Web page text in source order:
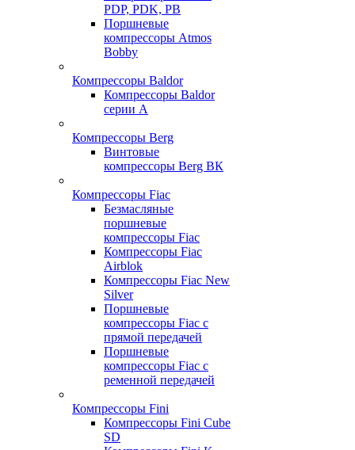
PDP, PDK, PB
Поршневые
компрессоры Atmos
Bobby
Компрессоры Baldor
Компрессоры Baldor
серии A
Компрессоры Berg
Винтовые
компрессоры Berg ВК
Компрессоры Fiac
Безмасляные
поршневые
компрессоры Fiac
Компрессоры Fiac
Airblok
Компрессоры Fiac New
Silver
Поршневые
компрессоры Fiac с
прямой передачей
Поршневые
компрессоры Fiac с
ременной передачей
Компрессоры Fini
Компрессоры Fini Cube
SD